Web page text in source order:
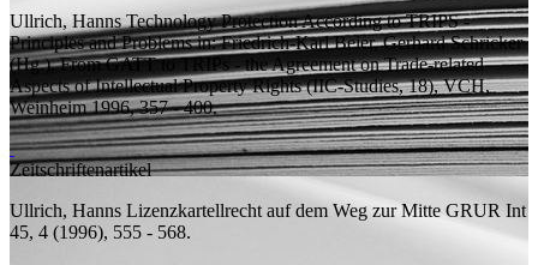
Ullrich, Hanns Technology Protection According to TRIPS -
Principles and Problemsin: Friedrich-Karl Beier, Gerhard Schricker
(Hg.), From GATT to TRIPs - the Agreement on Trade-related
Aspects of Intellectual Property Rights (IIC-Studies, 18), VCH,
Weinheim 1996, 357 - 400.
Zeitschriftenartikel
Ullrich, Hanns Lizenzkartellrecht auf dem Weg zur Mitte GRUR Int
45, 4 (1996), 555 - 568.